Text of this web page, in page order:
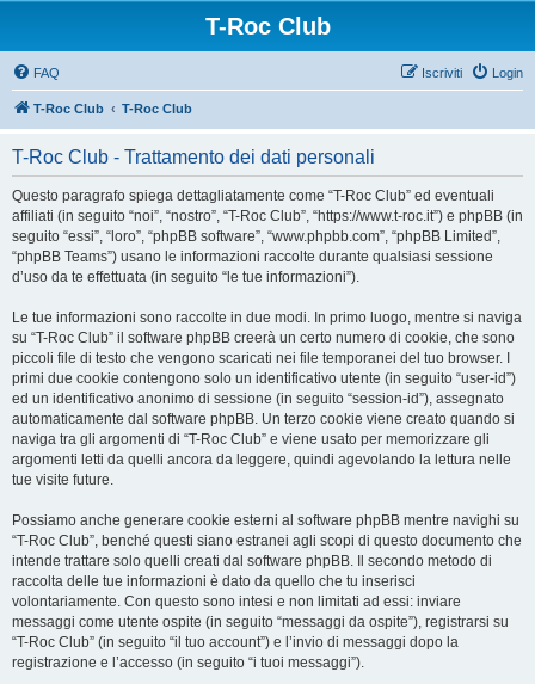
T-Roc Club
FAQ Login
Iscriviti
T-Roc Club T-Roc Club
T-Roc Club - Trattamento dei dati personali
Questo paragrafo spiega dettagliatamente come “T-Roc Club” ed eventuali
affiliati (in seguito “noi”, “nostro”, “T-Roc Club”, “https://www.t-roc.it”) e phpBB (in
seguito “essi”, “loro”, “phpBB software”, “www.phpbb.com”, “phpBB Limited”,
“phpBB Teams”) usano le informazioni raccolte durante qualsiasi sessione
d’uso da te effettuata (in seguito “le tue informazioni”).
Le tue informazioni sono raccolte in due modi. In primo luogo, mentre si naviga
su “T-Roc Club” il software phpBB creerà un certo numero di cookie, che sono
piccoli file di testo che vengono scaricati nei file temporanei del tuo browser. I
primi due cookie contengono solo un identificativo utente (in seguito “user-id”)
ed un identificativo anonimo di sessione (in seguito “session-id”), assegnato
automaticamente dal software phpBB. Un terzo cookie viene creato quando si
naviga tra gli argomenti di “T-Roc Club” e viene usato per memorizzare gli
argomenti letti da quelli ancora da leggere, quindi agevolando la lettura nelle
tue visite future.
Possiamo anche generare cookie esterni al software phpBB mentre navighi su
“T-Roc Club”, benché questi siano estranei agli scopi di questo documento che
intende trattare solo quelli creati dal software phpBB. Il secondo metodo di
raccolta delle tue informazioni è dato da quello che tu inserisci
volontariamente. Con questo sono intesi e non limitati ad essi: inviare
messaggi come utente ospite (in seguito “messaggi da ospite”), registrarsi su
“T-Roc Club” (in seguito “il tuo account”) e l’invio di messaggi dopo la
registrazione e l’accesso (in seguito “i tuoi messaggi”).